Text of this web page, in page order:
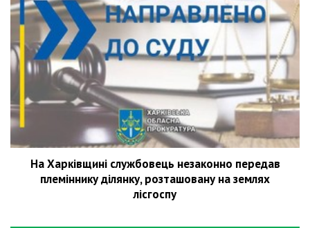
На Харківщині службовець незаконно передав
племіннику ділянку, розташовану на землях
лісгоспу